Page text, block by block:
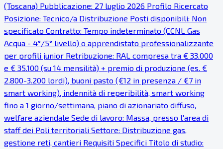
(Toscana) Pubblicazione: 27 luglio 2026 Profilo Ricercato
Posizione: Tecnico/a Distribuzione Posti disponibili: Non
specificato Contratto: Tempo indeterminato (CCNL Gas
Acqua - 4°/5° livello) o apprendistato professionalizzante
per profili junior Retribuzione: RAL compresa tra € 33.000
e € 35.100 (su 14 mensilità) + premio di produzione (es. €
2.800-3.200 lordi), buoni pasto (€12 in presenza / €7 in
smart working), indennità di reperibilità, smart working
fino a 1 giorno/settimana, piano di azionariato diffuso,
welfare aziendale Sede di lavoro: Massa, presso l'area di
staff dei Poli territoriali Settore: Distribuzione gas,
gestione reti, cantieri Requisiti Specifici Titolo di studio: